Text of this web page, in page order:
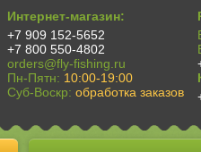
Интернет-магазин:
+7 909 152-5652
+7 800 550-4802
orders@fly-fishing.ru
Пн-Пятн: 10:00-19:00
Суб-Воскр: обработка заказов